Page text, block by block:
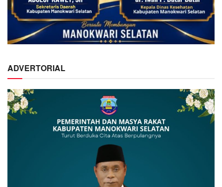
ADVERTORIAL